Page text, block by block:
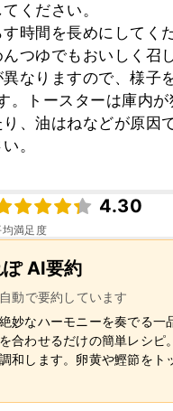
ください。
時間を長めにしてくだ
つゆでもおいしく召
なりますので、様子
トースターは庫内が
、油はねなどが原因
。
4.30
均満足度
ぽ AI要約
動で要約しています
妙なハーモニーを奏でる一
合わせるだけの簡単レシピ
和します。卵黄や鰹節をト